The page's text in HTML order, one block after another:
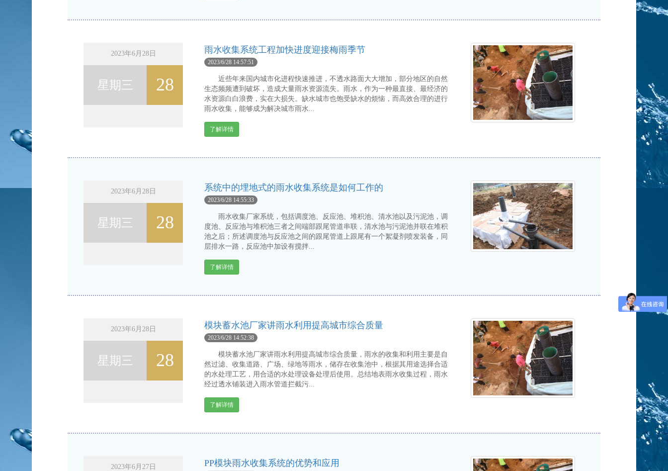
2023年6月28日
星期三 28
雨水收集系统工程加快进度迎接梅雨季节
2023/6/28 14:57:51
近些年来国内城市化进程快速推进，不透水路面大大增加，部分地区的自然
生态频频遭到破坏，造成大量雨水资源流失。雨水，作为一种最直接、最经济的
水资源白白浪费，实在大损失。缺水城市也饱受缺水的烦恼，而高效合理的进行
雨水收集，能够成为解决城市雨水...
了解详情
2023年6月28日
星期三 28
系统中的埋地式的雨水收集系统是如何工作的
2023/6/28 14:55:33
雨水收集厂家系统，包括调度池、反应池、堆积池、清水池以及污泥池，调
度池、反应池与堆积池三者之间端部跟尾管道串联，清水池与污泥池并联在堆积
池之后；所述调度池与反应池之间的跟尾管道上跟尾有一个絮凝剂喷发装备，同
层排水一路，反应池中加设有搅拌...
了解详情
2023年6月28日
星期三 28
模块蓄水池厂家讲雨水利用提高城市综合质量
2023/6/28 14:52:38
模块蓄水池厂家讲雨水利用提高城市综合质量，雨水的收集和利用主要是自
然过滤、收集道路、广场、绿地等雨水，储存在收集池中，根据其用途选择合适
的水处理工艺，用合适的水处理设备处理后使用。总结地表雨水收集过程，雨水
经过透水铺装进入雨水管道拦截污...
了解详情
2023年6月27日 PP模块雨水收集系统的优势和应用